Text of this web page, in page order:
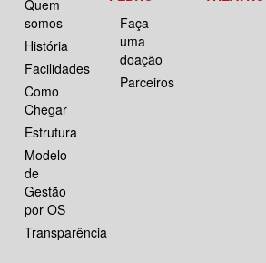
Quem
somos
História
Facilidades
Como
Chegar
Estrutura
Modelo
de
Gestão
por OS
Transparência
Faça
uma
doação
Parceiros